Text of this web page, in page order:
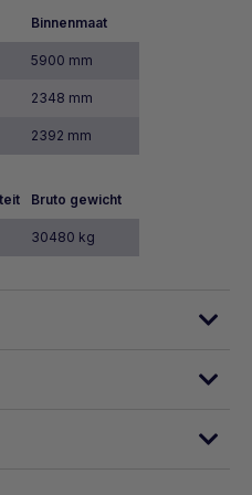
Binnenmaat
5900 mm
2348 mm
2392 mm
Bruto gewicht
30480 kg
de 20ft Standaard Dry
gereedschap,